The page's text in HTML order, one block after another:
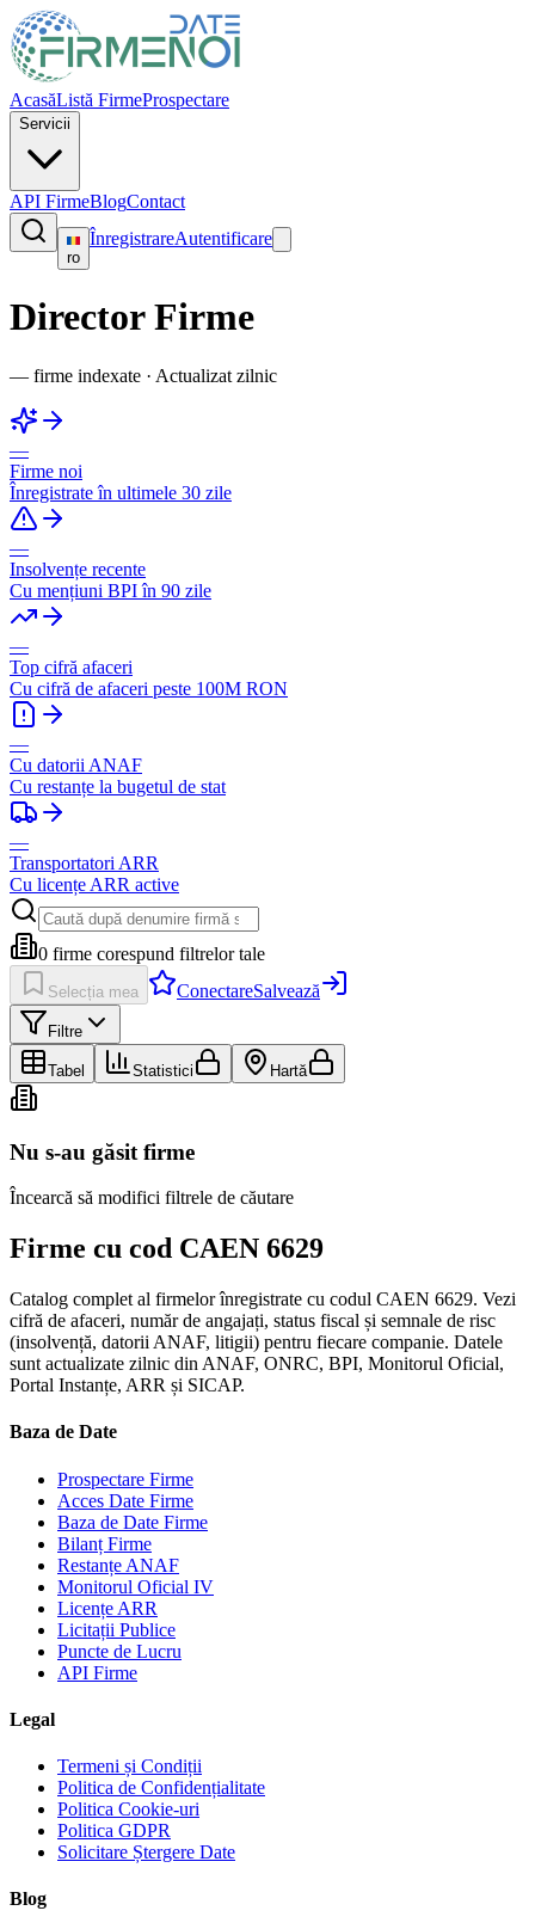
AcasăListă FirmeProspectare
Servicii
API FirmeBlogContact
ro
ÎnregistrareAutentificare
Director Firme
— firme indexate · Actualizat zilnic
—
Firme noi
Înregistrate în ultimele 30 zile
—
Insolvențe recente
Cu mențiuni BPI în 90 zile
—
Top cifră afaceri
Cu cifră de afaceri peste 100M RON
—
Cu datorii ANAF
Cu restanțe la bugetul de stat
—
Transportatori ARR
Cu licențe ARR active
0 firme corespund filtrelor tale
Selecția mea ConectareSalvează
Filtre
Tabel Statistici Hartă
Nu s-au găsit firme
Încearcă să modifici filtrele de căutare
Firme cu cod CAEN 6629
Catalog complet al firmelor înregistrate cu codul CAEN 6629. Vezi
cifră de afaceri, număr de angajați, status fiscal și semnale de risc
(insolvență, datorii ANAF, litigii) pentru fiecare companie. Datele
sunt actualizate zilnic din ANAF, ONRC, BPI, Monitorul Oficial,
Portal Instanțe, ARR și SICAP.
Baza de Date
Prospectare Firme
Acces Date Firme
Baza de Date Firme
Bilanț Firme
Restanțe ANAF
Monitorul Oficial IV
Licențe ARR
Licitații Publice
Puncte de Lucru
API Firme
Legal
Termeni și Condiții
Politica de Confidențialitate
Politica Cookie-uri
Politica GDPR
Solicitare Ștergere Date
Blog